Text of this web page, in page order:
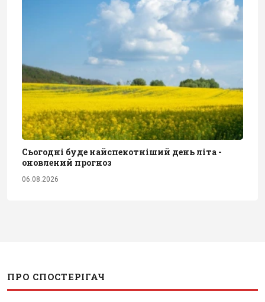
Сьогодні буде найспекотніший день літа -
оновлений прогноз
06.08.2026
ПРО СПОСТЕРІГАЧ